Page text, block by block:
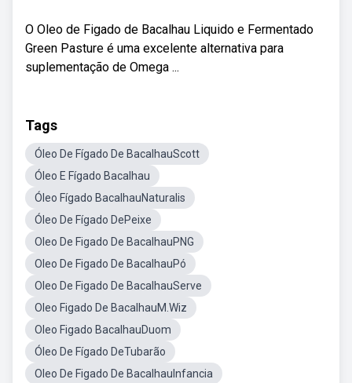
O Oleo de Figado de Bacalhau Liquido e Fermentado
Green Pasture é uma excelente alternativa para
suplementação de Omega ...
Tags
Óleo De Fígado De BacalhauScott
Óleo E Fígado Bacalhau
Óleo Fígado BacalhauNaturalis
Óleo De Fígado DePeixe
Oleo De Figado De BacalhauPNG
Oleo De Figado De BacalhauPó
Oleo De Figado De BacalhauServe
Oleo Figado De BacalhauM.Wiz
Oleo Figado BacalhauDuom
Óleo De Fígado DeTubarão
Oleo De Figado De BacalhauInfancia